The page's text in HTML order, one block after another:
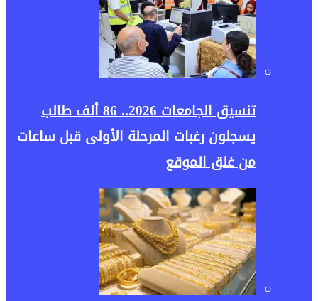
تنسيق الجامعات 2026.. 86 ألف طالب
يسجلون رغبات المرحلة الأولى قبل ساعات
من غلق الموقع